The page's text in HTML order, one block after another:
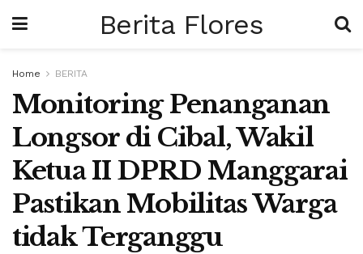
Berita Flores
Home BERITA
Monitoring Penanganan
Longsor di Cibal, Wakil
Ketua II DPRD Manggarai
Pastikan Mobilitas Warga
tidak Terganggu